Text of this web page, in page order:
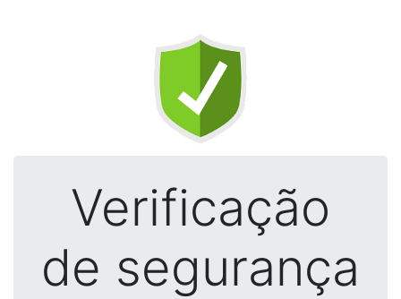
Verificação
de segurança